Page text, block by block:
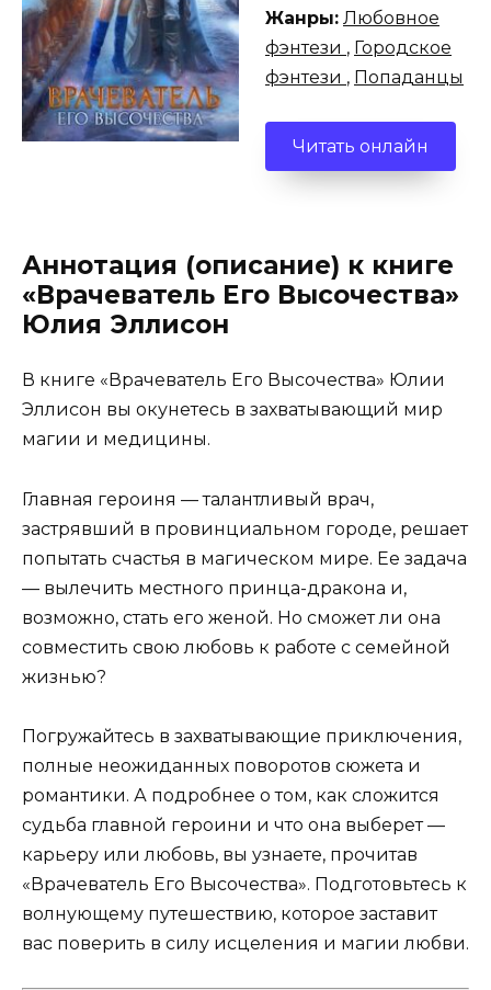
Жанры: Любовное
фэнтези , Городское
фэнтези , Попаданцы
Читать онлайн
Аннотация (описание) к книге
«Врачеватель Его Высочества»
Юлия Эллисон
В книге «Врачеватель Его Высочества» Юлии
Эллисон вы окунетесь в захватывающий мир
магии и медицины.
Главная героиня — талантливый врач,
застрявший в провинциальном городе, решает
попытать счастья в магическом мире. Ее задача
— вылечить местного принца-дракона и,
возможно, стать его женой. Но сможет ли она
совместить свою любовь к работе с семейной
жизнью?
Погружайтесь в захватывающие приключения,
полные неожиданных поворотов сюжета и
романтики. А подробнее о том, как сложится
судьба главной героини и что она выберет —
карьеру или любовь, вы узнаете, прочитав
«Врачеватель Его Высочества». Подготовьтесь к
волнующему путешествию, которое заставит
вас поверить в силу исцеления и магии любви.